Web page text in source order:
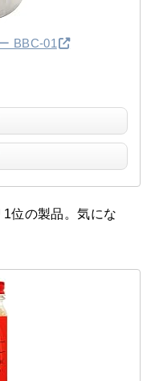
BBC-01
位の製品。気にな